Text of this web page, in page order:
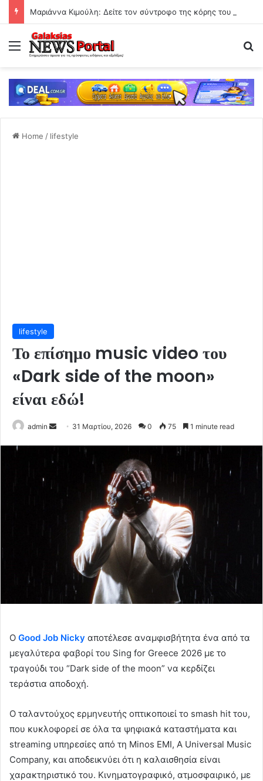
Menu
Home / lifestyle
lifestyle
Το επίσημο music video του
«Dark side of the moon»
είναι εδώ!
admin
Send 31 Μαρτίου, 2026 0 75 1 minute read
O Good Job Nicky αποτέλεσε αναμφισβήτητα ένα από τα
μεγαλύτερα φαβορί του Sing for Greece 2026 με το
τραγούδι του “Dark side of the moon” να κερδίζει
τεράστια αποδοχή.
Ο ταλαντούχος ερμηνευτής οπτικοποιεί το smash hit του,
που κυκλοφορεί σε όλα τα ψηφιακά καταστήματα και
streaming υπηρεσίες από τη Minos EMI, A Universal Music
Company, και αποδεικνύει ότι η καλαισθησία είναι
χαρακτηριστικό του. Κινηματογραφικό, ατμοσφαιρικό, με